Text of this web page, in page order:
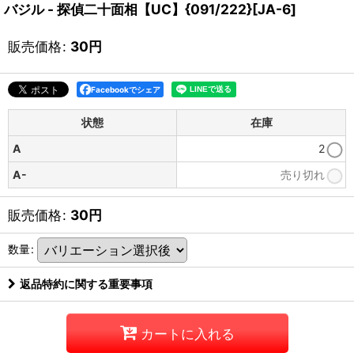
バジル - 探偵二十面相【UC】{091/222}[JA-6]
販売価格: 30円
Facebookでシェア
状態
在庫
A
2
A-
売り切れ
販売価格: 30円
数量:
返品特約に関する重要事項
カートに入れる